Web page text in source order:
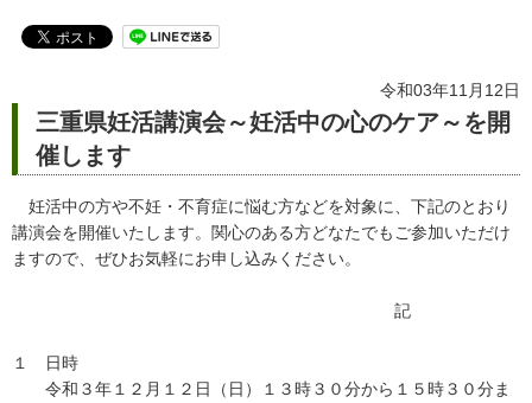
令和03年11月12日
三重県妊活講演会～妊活中の心のケア～を開
催します
妊活中の方や不妊・不育症に悩む方などを対象に、下記のとおり
講演会を開催いたします。関心のある方どなたでもご参加いただけ
ますので、ぜひお気軽にお申し込みください。
記
１ 日時
令和３年１２月１２日（日）１３時３０分から１５時３０分ま